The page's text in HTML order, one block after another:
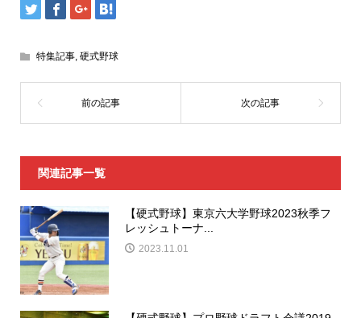
特集記事, 硬式野球
関連記事一覧
【硬式野球】東京六大学野球2023秋季フ
レッシュトーナ...
2023.11.01